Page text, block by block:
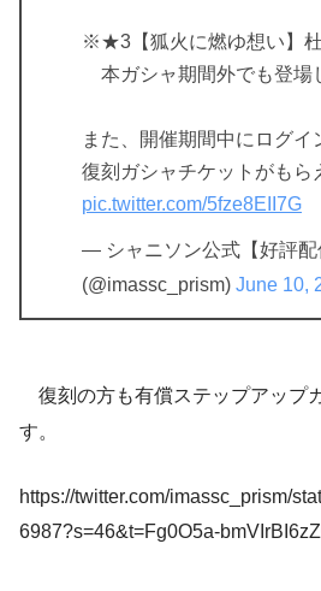
※★3【狐火に燃ゆ想い】
本ガシャ期間外でも登場
また、開催期間中にログイ
復刻ガシャチケットがもら
pic.twitter.com/5fze8EII7G
— シャニソン公式【好評配
(@imassc_prism) June 10,
復刻の方も有償ステップアップ
す。
https://twitter.com/imassc_prism/
6987?s=46&t=Fg0O5a-